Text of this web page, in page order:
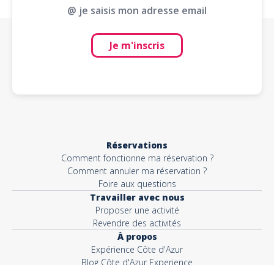
@ je saisis mon adresse email
Je m'inscris
Réservations
Comment fonctionne ma réservation ?
Comment annuler ma réservation ?
Foire aux questions
Travailler avec nous
Proposer une activité
Revendre des activités
À propos
Expérience Côte d'Azur
Blog Côte d'Azur Experience